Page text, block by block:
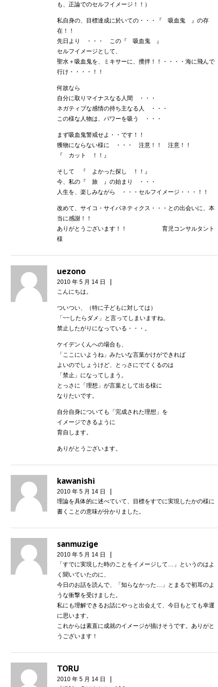
も、正論でのセルフイメージ！！）
私自身の、目標達成に於いての・・・『 吸血鬼 』の存
在！！
先日より ・・・ この『 吸血鬼 』
セルフイメージとして、
聖水＋吸血鬼を、ミキサーに、攪拌！！・・・・海に飛んで
行け・・・・！！
何故なら
自分に取りマイナスなる人間 ・・・
ネガティブな感情の持ち主なる人 ・・・
この様な人物は、パワーを吸う ・・・
まず吸血鬼警戒せよ・・です！！
獲物にならない様に ・・・ 注意！！ 注意！！
『 カット ！！』
そして 『 よかった探し ！！』
今、私の『 旅 』の始まり ・・・
人生を、楽しみながら ・・・セルフイメージ・・・！！
改めて、サイコ・サイバネティクス・・・との出会いに、本
当に感謝！！
ありがとうございます！！ 育児コンサルタント
様
uezono
2010 年 5 月 14 日 |
こんにちは。
ついつい、（特に子どもに対しては）
「~~したらダメ」と言ってしまいますね。
禁止したがりになっている・・・。
ケイデンくんへの場合も、
「ここにいようね」みたいな言葉かけができれば
よいのでしょうけど、とっさにでてくるのは
「禁止」になってしまう。
とっさに「理想」が言葉として出る様に
なりたいです。
自分自身についても「完成された理想」を
イメージできるように
育自します。
ありがとうございます。
kawanishi
2010 年 5 月 14 日 |
理論を具体的に述べていて、目標をすでに実現したかの様に
書くことの意味が分かりました。
sanmuzige
2010 年 5 月 14 日 |
「すでに実現した時のことをイメージして…」というのはよ
く聞いていたのに、
今日のお話を読んで、「知らなかった…」とまるで初耳のよ
うな衝撃を受けました。
私にも理解できるお話にやっと出会えて、今日もとても幸運
に思います。
これからは素直に成就のイメージが描けそうです。ありがと
うございます！
TORU
2010 年 5 月 14 日 |